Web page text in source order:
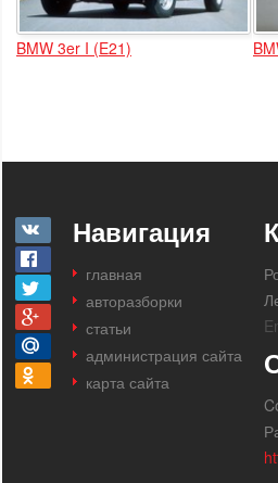
BMW 3er I (E21)
Навигация
главная
авторазборки
статьи
администрация сайта
карта сайта